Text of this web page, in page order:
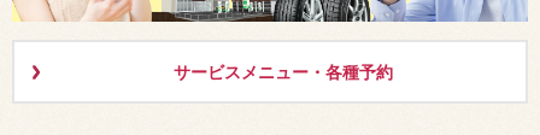
サービスメニュー・各種予約